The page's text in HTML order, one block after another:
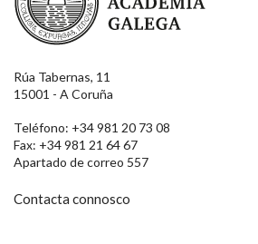
Rúa Tabernas, 11
15001 - A Coruña
Teléfono: +34 981 20 73 08
Fax: +34 981 21 64 67
Apartado de correo 557
Contacta connosco